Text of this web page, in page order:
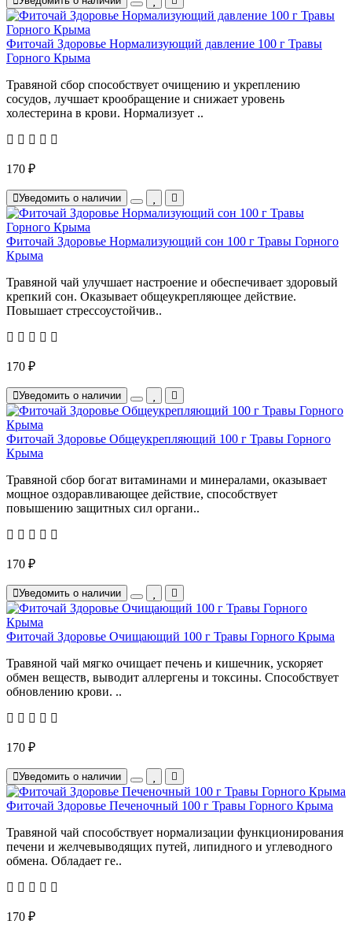
Фиточай Здоровье Нормализующий давление 100 г Травы
Горного Крыма
Травяной сбор способствует очищению и укреплению
сосудов, лучшает крообращение и снижает уровень
холестерина в крови. Нормализует ..
170 ₽
Уведомить о наличии
Фиточай Здоровье Нормализующий сон 100 г Травы Горного
Крыма
Травяной чай улучшает настроение и обеспечивает здоровый
крепкий сон. Оказывает общеукрепляющее действие.
Повышает стрессоустойчив..
170 ₽
Уведомить о наличии
Фиточай Здоровье Общеукрепляющий 100 г Травы Горного
Крыма
Травяной сбор богат витаминами и минералами, оказывает
мощное оздоравливающее действие, способствует
повышению защитных сил органи..
170 ₽
Уведомить о наличии
Фиточай Здоровье Очищающий 100 г Травы Горного Крыма
Травяной чай мягко очищает печень и кишечник, ускоряет
обмен веществ, выводит аллергены и токсины. Способствует
обновлению крови. ..
170 ₽
Уведомить о наличии
Фиточай Здоровье Печеночный 100 г Травы Горного Крыма
Травяной чай способствует нормализации функционирования
печени и желчевыводящих путей, липидного и углеводного
обмена. Обладает ге..
170 ₽